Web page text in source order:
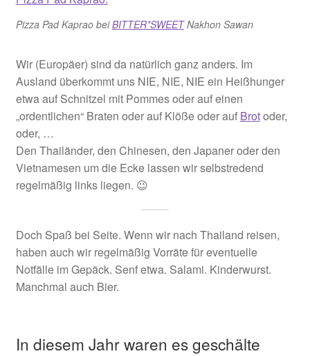
Pizza Pad Kaprao beiBITTER*SWEETNakhon Sawan
Wir (Europäer) sind da natürlich ganz anders. Im
Ausland überkommt uns NIE, NIE, NIE ein Heißhunger
etwa auf Schnitzel mit Pommes oder auf einen
„ordentlichen“ Braten oder auf Klöße oder auf Brotoder,
oder, …
Den Thailänder, den Chinesen, den Japaner oder den
Vietnamesen um die Ecke lassen wir selbstredend
regelmäßig links liegen. 😉
Doch Spaß bei Seite. Wenn wir nach Thailand reisen,
haben auch wir regelmäßig Vorräte für eventuelle
Notfälle im Gepäck. Senf etwa. Salami. Kinderwurst.
Manchmal auch Bier.
In diesem Jahr waren es geschälte